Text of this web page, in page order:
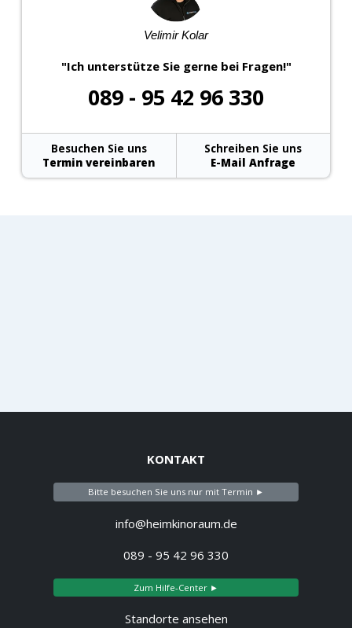
Velimir Kolar
"Ich unterstütze Sie gerne bei Fragen!"
089 - 95 42 96 330
Besuchen Sie uns
Termin vereinbaren
Schreiben Sie uns
E-Mail Anfrage
KONTAKT
Bitte besuchen Sie uns nur mit Termin ►
info@heimkinoraum.de
089 - 95 42 96 330
Zum Hilfe-Center ►
Standorte ansehen